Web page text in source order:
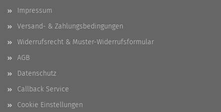
Impressum
Versand- & Zahlungsbedingungen
Widerrufsrecht & Muster-Widerrufsformular
AGB
Datenschutz
Callback Service
Cookie Einstellungen